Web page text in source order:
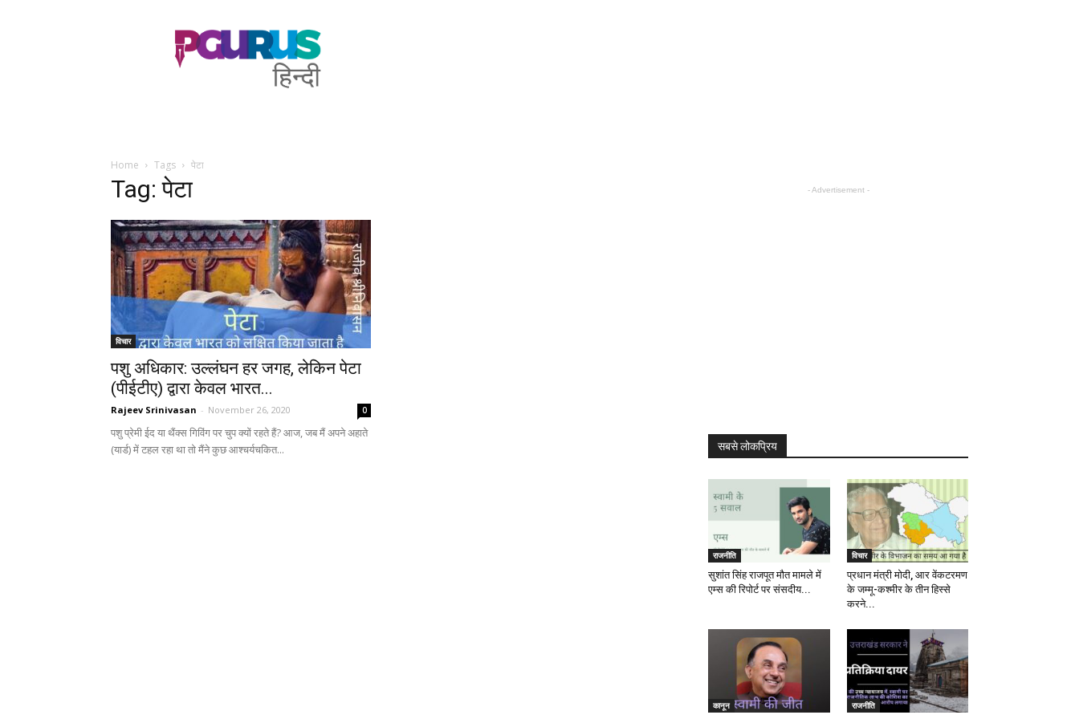
PGurus
Hindi
Home Tags पेटा
Tag: पेटा
विचार
पशु अधिकार: उल्लंघन हर जगह, लेकिन पेटा
(पीईटीए) द्वारा केवल भारत...
Rajeev Srinivasan - November 26, 2020 0
पशु प्रेमी ईद या थैंक्स गिविंग पर चुप क्यों रहते हैं? आज, जब मैं अपने अहाते
(यार्ड) में टहल रहा था तो मैंने कुछ आश्चर्यचकित...
- Advertisement -
सबसे लोकप्रिय
राजनीति
सुशांत सिंह राजपूत मौत मामले में
एम्स की रिपोर्ट पर संसदीय...
विचार
प्रधान मंत्री मोदी, आर वेंकटरमण
के जम्मू-कश्मीर के तीन हिस्से
करने...
कानून राजनीति